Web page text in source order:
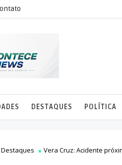
DESTAQUES POLÍTICA
Destaques
Vera Cruz: Acidente